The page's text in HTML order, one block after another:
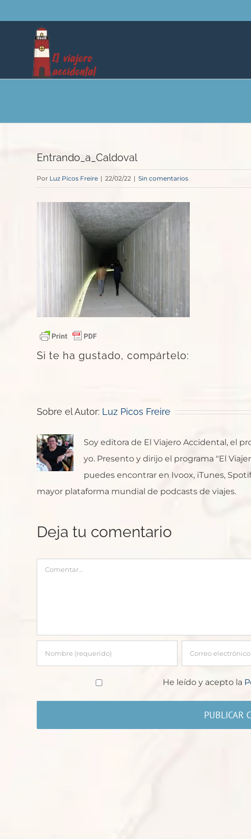
al
contenido
Entrando_a_Caldoval
Por Luz Picos Freire | 22/02/22 | Sin comentarios
Si te ha gustado, compártelo:
Sobre el Autor: Luz Picos Freire
Soy editora de El Viajero Accidental, el
yo. Presento y dirijo el programa "El
puedes encontrar en Ivoox, iTunes,
mayor plataforma mundial de podcasts de viajes.
Deja tu comentario
Comentar
He leído y acepto la